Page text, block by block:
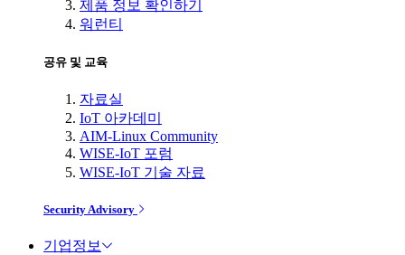
제품 정보 확인하기
워런티
공유 및 교육
자료실
IoT 아카데미
AIM-Linux Community
WISE-IoT 포럼
WISE-IoT 기술 자료
Security Advisory
기업정보